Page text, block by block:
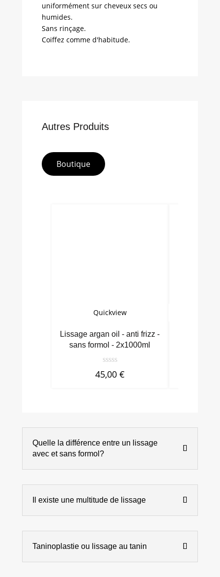
uniformément sur cheveux secs ou
humides.
Sans rinçage.
Coiffez comme d'habitude.
Autres Produits
Boutique
Quickview
Lissage argan oil - anti frizz -
sans formol - 2x1000ml
45,00 €
Quelle la différence entre un lissage
avec et sans formol?
Il existe une multitude de lissage
Taninoplastie ou lissage au tanin